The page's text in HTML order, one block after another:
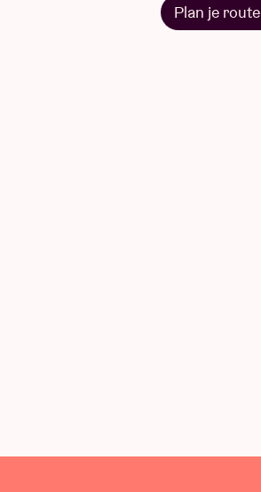
Plan je route